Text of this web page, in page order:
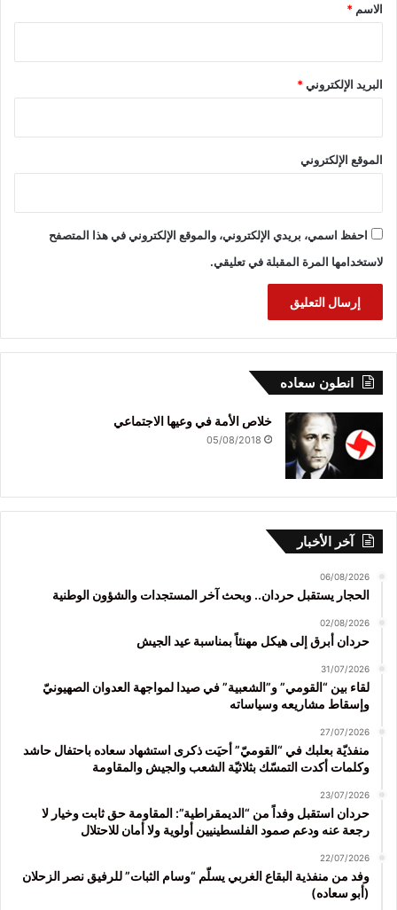
*
الاسم *
البريد الإلكتروني*
الموقع الإلكتروني
احفظ اسمي، بريدي الإلكتروني، والموقع الإلكتروني في هذا المتصفح
لاستخدامها المرة المقبلة في تعليقي.
انطون سعاده
خلاص الأمة في وعيها الاجتماعي
05/08/2018
آخر الأخبار
06/08/2026
الحجار يستقبل حردان.. وبحث آخر المستجدات والشؤون الوطنية
02/08/2026
حردان أبرق إلى هيكل مهنئاً بمناسبة عيد الجيش
31/07/2026
لقاء بين “القومي” و”الشعبية” في صيدا لمواجهة العدوان الصهيونيّ
وإسقاط مشاريعه وسياساته
27/07/2026
منفذيّة بعلبك في “القوميّ” أحيَت ذكرى استشهاد سعاده باحتفال حاشد
وكلمات أكدت التمسّك بثلاثيّة الشعب والجيش والمقاومة
23/07/2026
حردان استقبل وفداً من “الديمقراطية”: المقاومة حق ثابت وخيار لا
رجعة عنه ودعم صمود الفلسطينيين أولوية ولا أمان للاحتلال
22/07/2026
وفد من منفذية البقاع الغربي يسلّم “وسام الثبات” للرفيق نصر الزحلان
(أبو سعاده)